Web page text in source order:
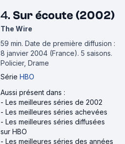
4. Sur écoute (2002)
The Wire
59 min. Date de première diffusion :
8 janvier 2004 (France). 5 saisons.
Policier, Drame
Série HBO
Aussi présent dans :
- Les meilleures séries de 2002
- Les meilleures séries achevées
- Les meilleures séries diffusées
sur HBO
- Les meilleures séries des années